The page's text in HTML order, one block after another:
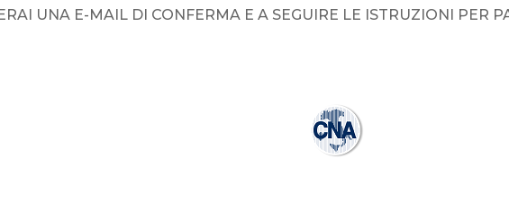
UNA E-MAIL DI CONFERMA E A SEGUIRE LE ISTRUZIONI PER